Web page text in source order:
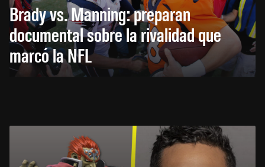
Brady vs. Manning: preparan
documental sobre la rivalidad que
marcó la NFL